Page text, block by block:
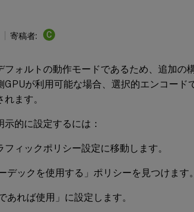
寄稿者: C
フォルトの動作モードであるため、追加の
GPUが利用可能な場合、選択的エンコード
ます。
的に設定するには：
ィックポリシー設定に移動します。
デックを使用する」ポリシーを見つけます。
あれば使用」に設定します。